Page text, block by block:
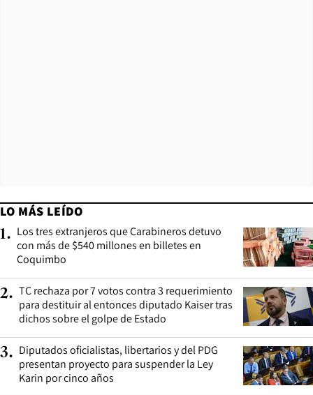
LO MÁS LEÍDO
1. Los tres extranjeros que Carabineros detuvo
con más de $540 millones en billetes en
Coquimbo
2. TC rechaza por 7 votos contra 3 requerimiento
para destituir al entonces diputado Kaiser tras
dichos sobre el golpe de Estado
3. Diputados oficialistas, libertarios y del PDG
presentan proyecto para suspender la Ley
Karin por cinco años